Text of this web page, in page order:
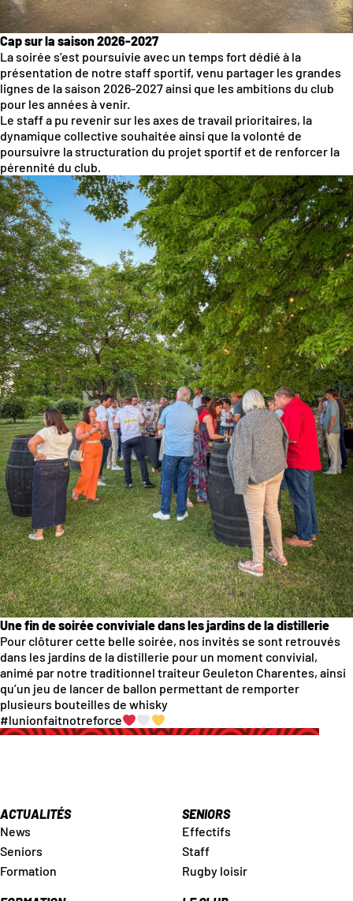
Cap sur la saison 2026-2027
La soirée s’est poursuivie avec un temps fort dédié à la
présentation de notre staff sportif, venu partager les grandes
lignes de la saison 2026-2027 ainsi que les ambitions du club
pour les années à venir.
Le staff a pu revenir sur les axes de travail prioritaires, la
dynamique collective souhaitée ainsi que la volonté de
poursuivre la structuration du projet sportif et de renforcer la
pérennité du club.
Une fin de soirée conviviale dans les jardins de la distillerie
Pour clôturer cette belle soirée, nos invités se sont retrouvés
dans les jardins de la distillerie pour un moment convivial,
animé par notre traditionnel traiteur Geuleton Charentes, ainsi
qu’un jeu de lancer de ballon permettant de remporter
plusieurs bouteilles de whisky
#lunionfaitnotreforce
ACTUALITÉS
News
Seniors
Formation
SENIORS
Effectifs
Staff
Rugby loisir